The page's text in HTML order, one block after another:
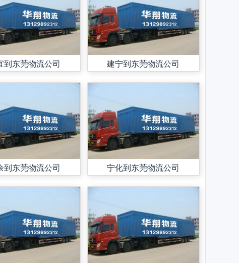
到东莞物流公司
到东莞物流公司
建宁到东莞物流公司
宁化到东莞物流公司